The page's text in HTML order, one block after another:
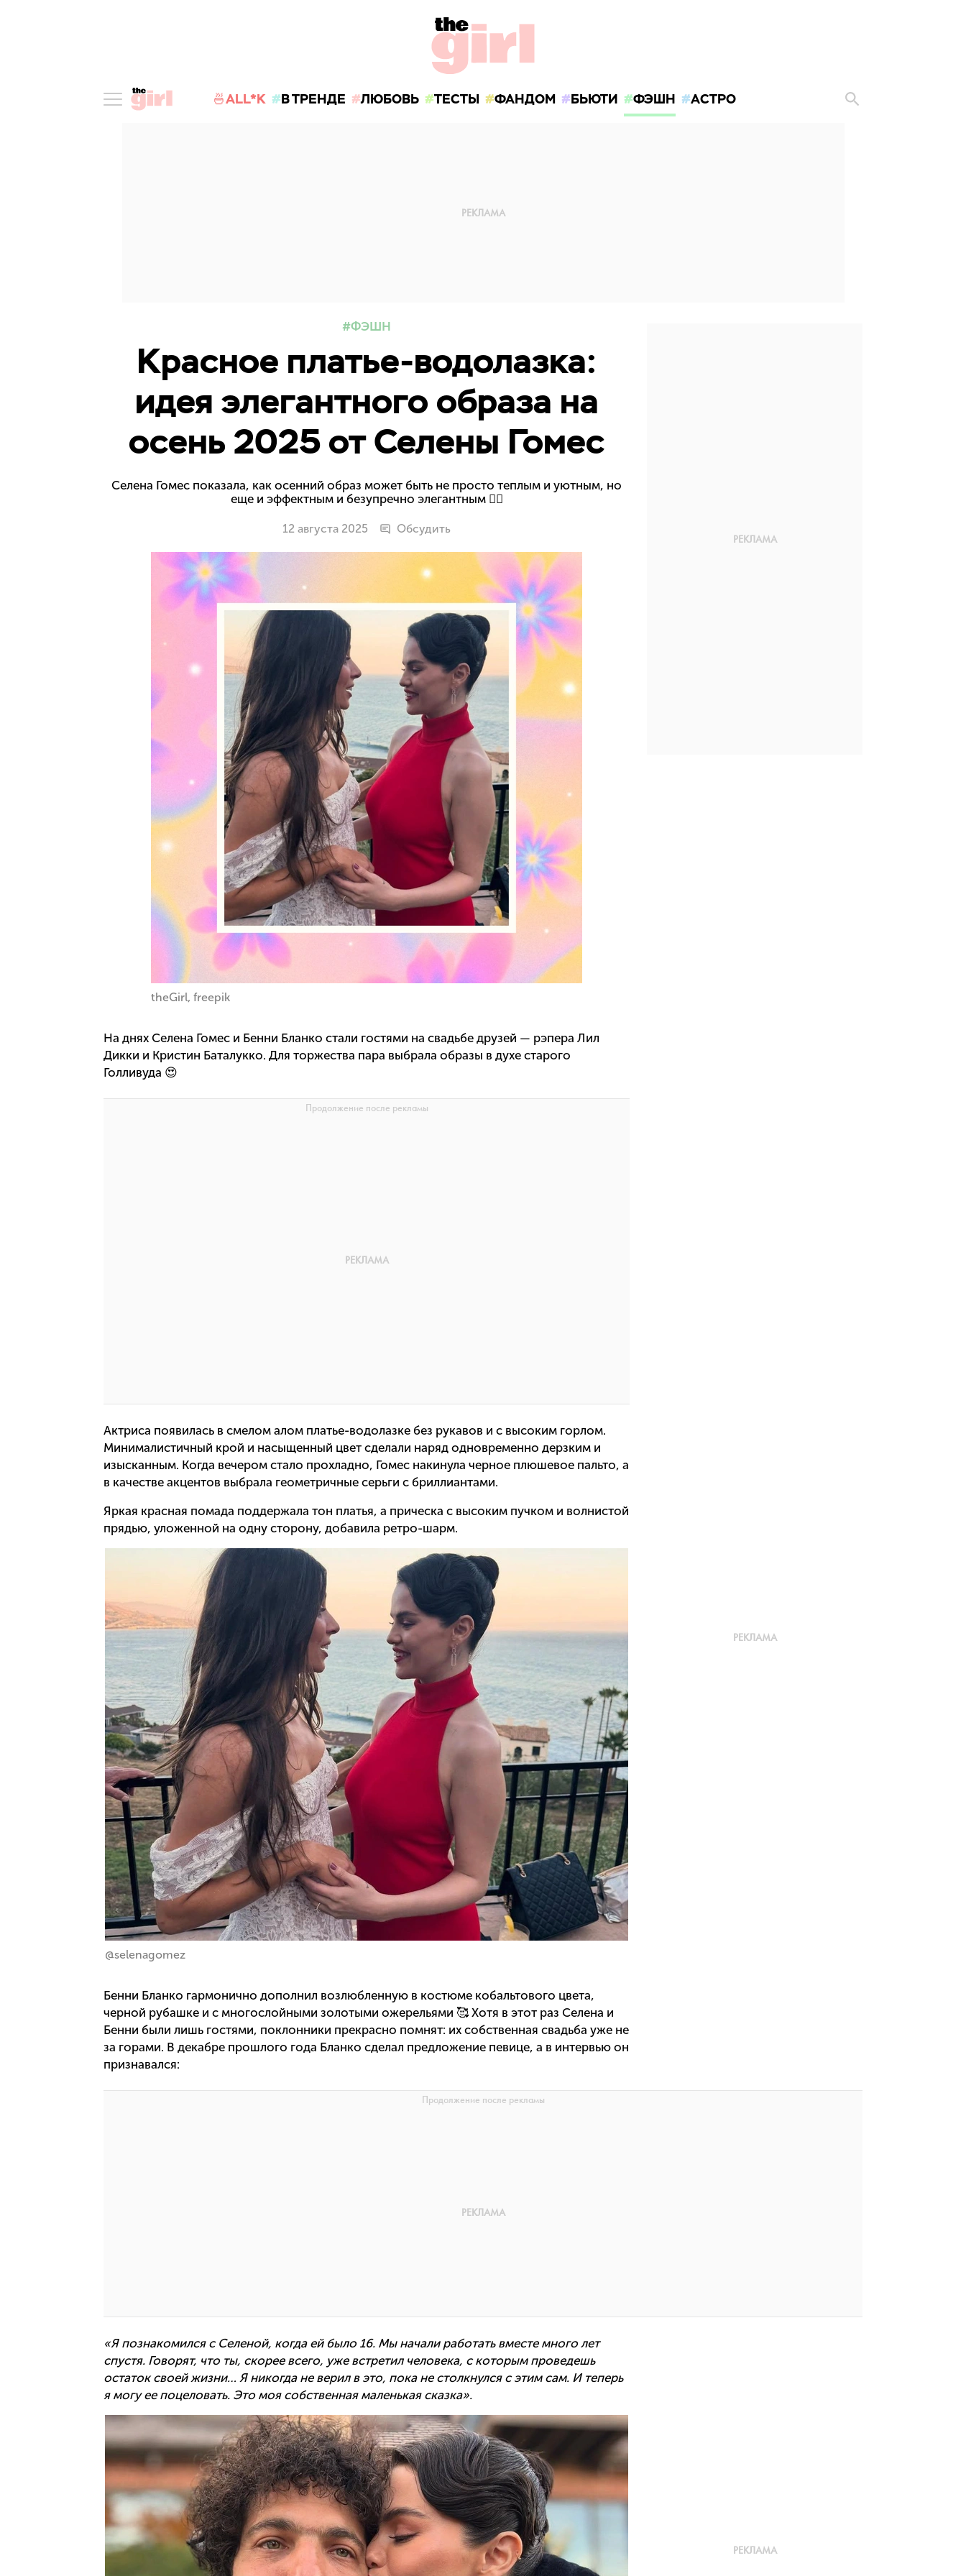
🍜ALL*K В ТРЕНДЕ ЛЮБОВЬ ТЕСТЫ ФАНДОМ БЬЮТИ ФЭШН АСТРО
ФЭШН
Красное платье-водолазка:
идея элегантного образа на
осень 2025 от Селены Гомес
Селена Гомес показала, как осенний образ может быть не просто теплым и уютным, но
еще и эффектным и безупречно элегантным ❤️‍🔥
12 августа 2025 Обсудить
theGirl, freepik
На днях Селена Гомес и Бенни Бланко стали гостями на свадьбе друзей — рэпера Лил
Дикки и Кристин Баталукко. Для торжества пара выбрала образы в духе старого
Голливуда 😍
Актриса появилась в смелом алом платье-водолазке без рукавов и с высоким горлом.
Минималистичный крой и насыщенный цвет сделали наряд одновременно дерзким и
изысканным. Когда вечером стало прохладно, Гомес накинула черное плюшевое пальто, а
в качестве акцентов выбрала геометричные серьги с бриллиантами.
Яркая красная помада поддержала тон платья, а прическа с высоким пучком и волнистой
прядью, уложенной на одну сторону, добавила ретро-шарм.
@selenagomez
Бенни Бланко гармонично дополнил возлюбленную в костюме кобальтового цвета,
черной рубашке и с многослойными золотыми ожерельями 🥰 Хотя в этот раз Селена и
Бенни были лишь гостями, поклонники прекрасно помнят: их собственная свадьба уже не
за горами. В декабре прошлого года Бланко сделал предложение певице, а в интервью он
признавался:
«Я познакомился с Селеной, когда ей было 16. Мы начали работать вместе много лет
спустя. Говорят, что ты, скорее всего, уже встретил человека, с которым проведешь
остаток своей жизни… Я никогда не верил в это, пока не столкнулся с этим сам. И теперь
я могу ее поцеловать. Это моя собственная маленькая сказка».